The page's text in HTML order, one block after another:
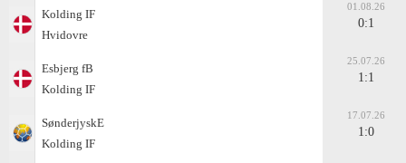
Kolding IF
Hvidovre
01.08.26
0:1
Esbjerg fB
Kolding IF
25.07.26
1:1
SønderjyskE
Kolding IF
17.07.26
1:0